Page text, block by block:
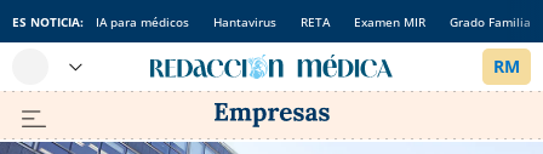
ES NOTICIA: IA para médicos Hantavirus RETA Examen MIR Grado Familia